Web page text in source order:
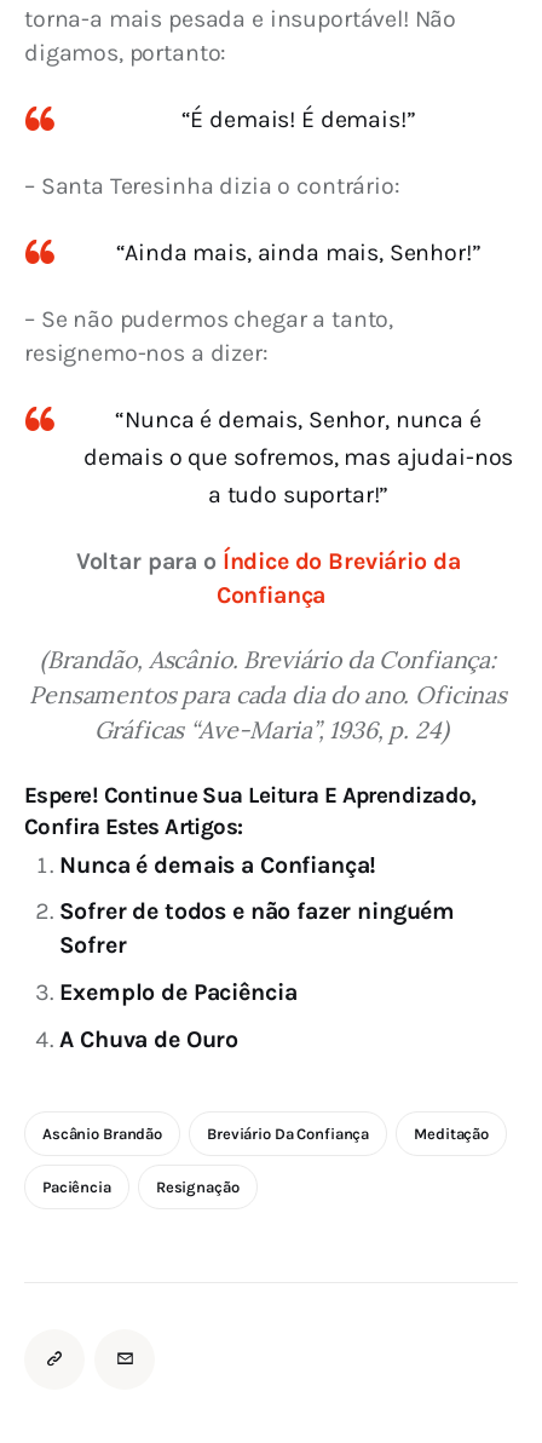
torna-a mais pesada e insuportável! Não
digamos, portanto:
“É demais! É demais!”
– Santa Teresinha dizia o contrário:
“Ainda mais, ainda mais, Senhor!”
– Se não pudermos chegar a tanto,
resignemo-nos a dizer:
“Nunca é demais, Senhor, nunca é
demais o que sofremos, mas ajudai-nos
a tudo suportar!”
Voltar para o Índice do Breviário da
Confiança
(Brandão, Ascânio. Breviário da Confiança:
Pensamentos para cada dia do ano. Oficinas
Gráficas “Ave-Maria”, 1936, p. 24)
Espere! Continue Sua Leitura E Aprendizado,
Confira Estes Artigos:
Nunca é demais a Confiança!
Sofrer de todos e não fazer ninguém
Sofrer
Exemplo de Paciência
A Chuva de Ouro
Ascânio Brandão Breviário Da Confiança Meditação
Paciência Resignação